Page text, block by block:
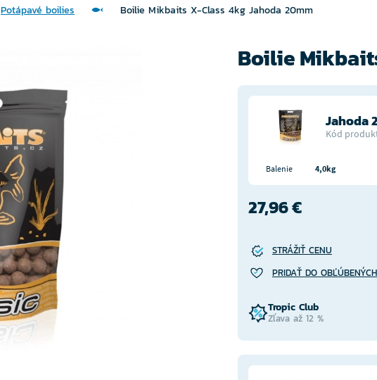
Potápavé boilies Boilie Mikbaits X-Class 4kg Jahoda 20mm
Boilie
Jahoda
Kód
Balenie 4,0kg
27,96 €
STRÁŽIŤ CENU
PRIDAŤ DO OBĽÚBENÝCH
Tropic Club
Zľava až 12 %